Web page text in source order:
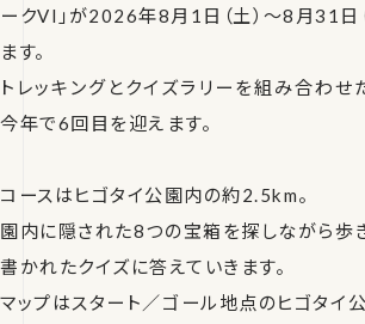
ークVI」が2026年8月1日（土）〜8月31日
ます。
トレッキングとクイズラリーを組み合わせ
今年で6回目を迎えます。
コースはヒゴタイ公園内の約2.5km。
園内に隠された8つの宝箱を探しながら歩
書かれたクイズに答えていきます。
マップはスタート／ゴール地点のヒゴタイ